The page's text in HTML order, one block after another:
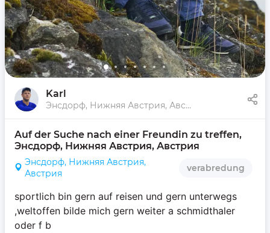
Karl
Энсдорф, Нижняя Австрия, Австрия
Auf der Suche nach einer Freundin zu treffen,
Энсдорф, Нижняя Австрия, Австрия
Энсдорф, Нижняя Австрия,
Австрия
verabredung
sportlich bin gern auf reisen und gern unterwegs
,weltoffen bilde mich gern weiter a schmidthaler
oder f b